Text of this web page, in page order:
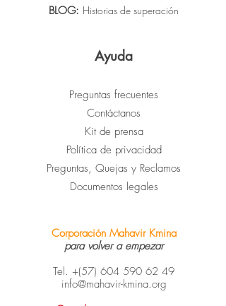
BLOG: Historias de superación
Ayuda
Preguntas frecuentes
Contáctanos
Kit de prensa
Política de privacidad
Preguntas, Quejas y Reclamos
Documentos legales
Corporación Mahavir Kmina
para volver a empezar
Tel. +(57) 604 590 62 49
info@mahavir-kmina.org